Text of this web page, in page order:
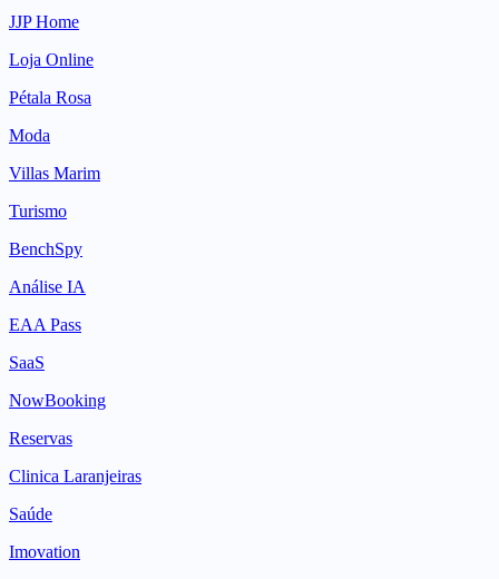
JJP Home
Loja Online
Pétala Rosa
Moda
Villas Marim
Turismo
BenchSpy
Análise IA
EAA Pass
SaaS
NowBooking
Reservas
Clinica Laranjeiras
Saúde
Imovation